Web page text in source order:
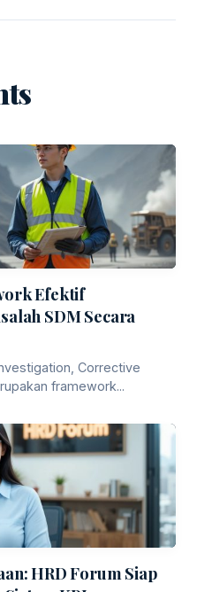
Efektif
SDM Secara
Corrective
framework...
HRD Forum Siap